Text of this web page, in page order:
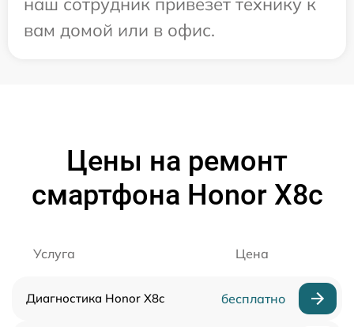
вам домой или в офис.
Цены на ремонт
смартфона Honor X8c
Услуга Цена
Диагностика Honor X8c бесплатно